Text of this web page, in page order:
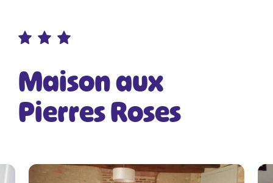
Maison aux
Pierres Roses